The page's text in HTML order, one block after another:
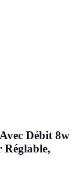
Débit 8w